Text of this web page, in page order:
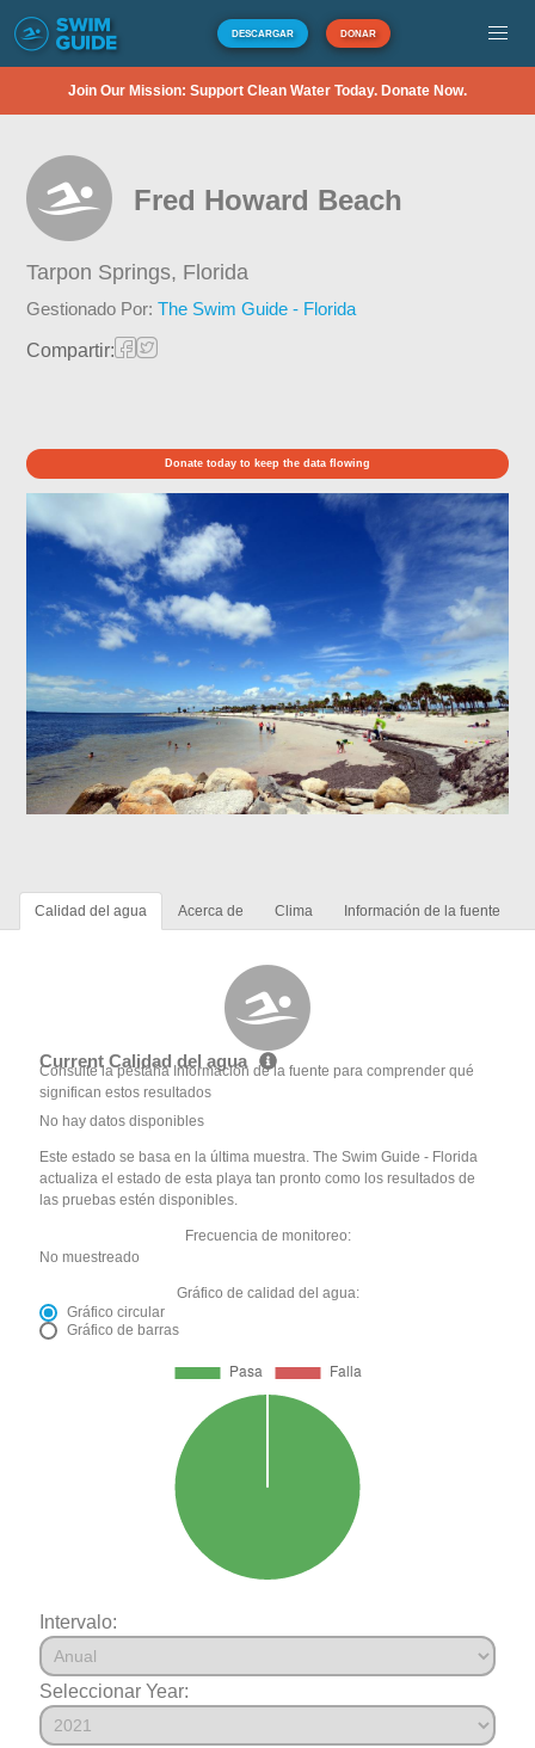
DESCARGAR DONAR
Join Our Mission: Support Clean Water Today. Donate Now.
Fred Howard Beach
Tarpon Springs, Florida
Gestionado Por:The Swim Guide - Florida
Compartir:
Donate today to keep the data flowing
Calidad del agua Acerca de Clima Información de la fuente
Current Calidad del agua
Consulte la pestaña Información de la fuente para comprender qué
significan estos resultados
No hay datos disponibles
Este estado se basa en la última muestra. The Swim Guide - Florida
actualiza el estado de esta playa tan pronto como los resultados de
las pruebas estén disponibles.
Frecuencia de monitoreo:
No muestreado
Gráfico de calidad del agua:
Gráfico circular
Gráfico de barras
Intervalo:
Seleccionar Year: